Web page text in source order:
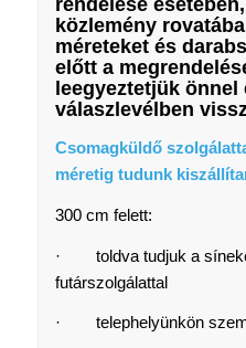
rendelése
közlemény
méreteket és
előtt a
leegyeztetjük önnel
válaszlevélben
Csomagküldő
méretig tudunk
300 cm felett:
· toldva tudjuk a
futárszolgálattal
· telephelyünkön